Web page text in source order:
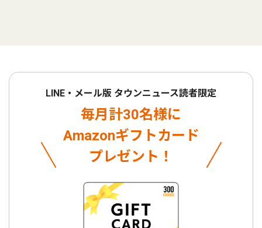
LINE・メール版 タウンニュース読者限定
毎月計30名様に
Amazonギフトカード
プレゼント！